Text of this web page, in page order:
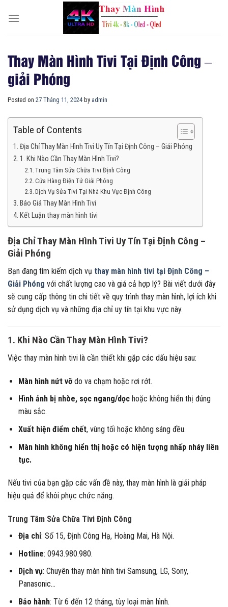
Thay Màn Hình Tivi Tại Định Công –
giải Phóng
Posted on 27 Tháng 11, 2024 by admin
Table of Contents
Địa Chỉ Thay Màn Hình Tivi Uy Tín Tại Định Công – Giải Phóng
1. Khi Nào Cần Thay Màn Hình Tivi?
Trung Tâm Sửa Chữa Tivi Định Công
Cửa Hàng Điện Tử Giải Phóng
Dịch Vụ Sửa Tivi Tại Nhà Khu Vực Định Công
Báo Giá Thay Màn Hình Tivi
Kết Luận thay màn hình tivi
Địa Chỉ Thay Màn Hình Tivi Uy Tín Tại Định Công –
Giải Phóng
Bạn đang tìm kiếm dịch vụ thay màn hình tivi tại Định Công –
Giải Phóng với chất lượng cao và giá cả hợp lý? Bài viết dưới đây
sẽ cung cấp thông tin chi tiết về quy trình thay màn hình, lợi ích khi
sử dụng dịch vụ và những địa chỉ uy tín tại khu vực này.
1. Khi Nào Cần Thay Màn Hình Tivi?
Việc thay màn hình tivi là cần thiết khi gặp các dấu hiệu sau:
Màn hình nứt vỡdo va chạm hoặc rơi rớt.
Hình ảnh bị nhòe, sọc ngang/dọchoặc không hiển thị đúng
màu sắc.
Xuất hiện điểm chết, vùng tối hoặc không sáng đều.
Màn hình không hiển thị hoặc có hiện tượng nhấp nháy liên
tục.
Nếu tivi của bạn gặp các vấn đề này, thay màn hình là giải pháp
hiệu quả để khôi phục chức năng.
Trung Tâm Sửa Chữa Tivi Định Công
Địa chỉ: Số 15, Định Công Hạ, Hoàng Mai, Hà Nội.
Hotline: 0943.980.980.
Dịch vụ: Chuyên thay màn hình tivi Samsung, LG, Sony,
Panasonic…
Bảo hành: Từ 6 đến 12 tháng, tùy loại màn hình.